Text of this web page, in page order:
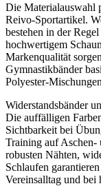
Die Materialauswahl
Reivo-Sportartikel.
bestehen in der
hochwertigem
Markenqualität
Gymnastikbänder
Polyester-
Widerstandsbänder
Die auffälligen
Sichtbarkeit bei
Training auf Aschen-
robusten Nähten,
Schlaufen
Vereinsalltag und bei